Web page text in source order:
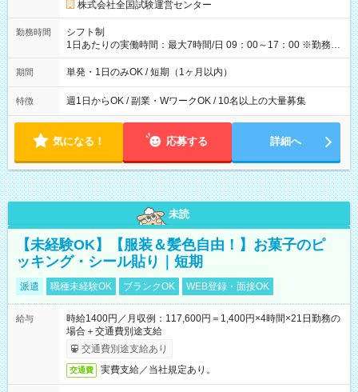
円の場合あり ・国家試験 7:00～13:30（休憩なし） 時給1,300
円（役割手当＋100円）×6時間＝日収8,400円＋交通費 【試用期
間】試用期間なし
株式会社全国試験運営センター
勤務時間
シフト制
1日あたりの実働時間：最大7時間/日 09：00～17：00 ※勤務時
間は 試験により異なります。
期間 単発・1日のみOK / 短期（1ヶ月以内）
特徴 週1日からOK / 副業・WワークOK / 10名以上の大量募集
気になる！ 応募する 詳細へ
未読
【未経験OK】【服装＆髪色自由！】お菓子のピ
ッキング・シール貼り｜短期
派遣 職種未経験OK ブランクOK WEB登録・面接OK
給与
時給1400円／月収例：117,600円＝1,400円×4時間×21日勤務の
場合＋交通費別途支給
交通費別途支給あり
交通費 実費支給／当社規定あり。